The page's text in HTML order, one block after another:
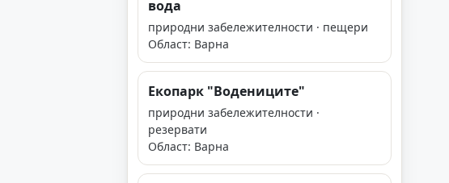
вода
природни забележителности · пещери
Област: Варна
Екопарк "Водениците"
природни забележителности ·
резервати
Област: Варна